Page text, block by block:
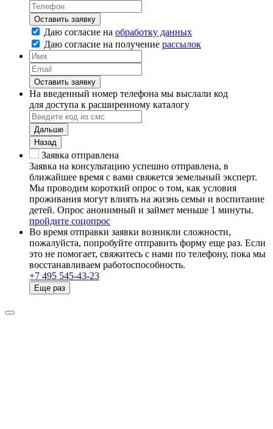
Оставить заявку
Даю согласие на обработку данных
Даю согласие на получение рассылок
Оставить заявку
На введенный номер телефона мы выслали код
для доступа к расширенному каталогу
Дальше
Назад
Заявка отправлена
Заявка на консультацию успешно отправлена, в
ближайшее время с вами свяжется земельный эксперт.
Мы проводим короткий опрос о том, как условия
проживания могут влиять на жизнь семьи и воспитание
детей. Опрос анонимный и займет меньше 1 минуты.
пройдите соцопрос
Во время отправки заявки возникли сложности,
пожалуйста, попробуйте отправить форму еще раз. Если
это не помогает, свяжитесь с нами по телефону, пока мы
восстанавливаем работоспособность.
+7 495 545-43-23
Еще раз